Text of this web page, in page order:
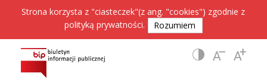
Strona korzysta z "ciasteczek"(z ang. "cookies") zgodnie z
polityką prywatności. Rozumiem